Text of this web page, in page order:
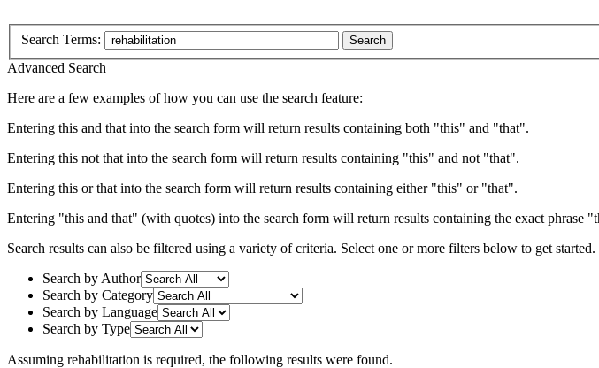
Search Terms: Search
Advanced Search
Here are a few examples of how you can use the search feature:
Entering this and that into the search form will return results containing both "this" and "that".
Entering this not that into the search form will return results containing "this" and not "that".
Entering this or that into the search form will return results containing either "this" or "that".
Entering "this and that" (with quotes) into the search form will return results containing the exact phrase
Search results can also be filtered using a variety of criteria. Select one or more filters below to get started.
Search by Author
Search by Category
Search by Language
Search by Type
Assuming rehabilitation is required, the following results were found.